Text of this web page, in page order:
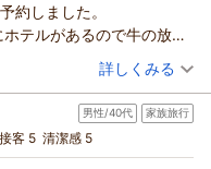
をお寄せいただき重ね
き、快適にお過ごしいた
ッフ一同努めて参りま
ております。
約しました。
テルがあるので牛の放牧
ば付きプランでしたが部
かったです。お風呂も露
した。落ち着いて過ごせ
（投稿日：2026/06/24）
夜鳴き蕎麦】高原の美味しい
詳しくみる
男性/40代 家族旅行
接客 5 清潔感 5